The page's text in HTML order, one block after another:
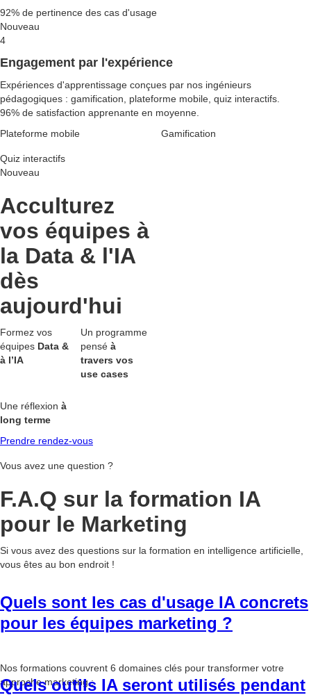
92% de pertinence des cas d'usage
Nouveau
4
Engagement par l'expérience
Expériences d'apprentissage conçues par nos ingénieurs
pédagogiques : gamification, plateforme mobile, quiz interactifs.
96% de satisfaction apprenante en moyenne.
Plateforme mobile
Gamification
Quiz interactifs
Nouveau
Acculturez
vos équipes à
la Data & l'IA
dès
aujourd'hui
Formez vos
équipes Data &
à l’IA
Un programme
pensé à
travers vos
use cases
Une réflexion à
long terme
Prendre rendez-vous
Vous avez une question ?
F.A.Q sur la formation IA
pour le Marketing
Si vous avez des questions sur la formation en intelligence artificielle,
vous êtes au bon endroit !
Quels sont les cas d'usage IA concrets
pour les équipes marketing ?
Nos formations couvrent 6 domaines clés pour transformer votre
approche marketing :
Quels outils IA seront utilisés pendant